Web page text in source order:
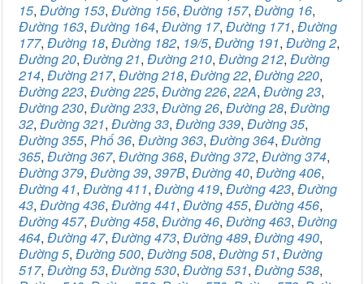
15, Đường 153, Đường 156, Đường 157, Đường 16,
Đường 163, Đường 164, Đường 17, Đường 171, Đường
177, Đường 18, Đường 182, 19/5, Đường 191, Đường 2,
Đường 20, Đường 21, Đường 210, Đường 212, Đường
214, Đường 217, Đường 218, Đường 22, Đường 220,
Đường 223, Đường 225, Đường 226, 22A, Đường 23,
Đường 230, Đường 233, Đường 26, Đường 28, Đường
32, Đường 321, Đường 33, Đường 339, Đường 35,
Đường 355, Phố 36, Đường 363, Đường 364, Đường
365, Đường 367, Đường 368, Đường 372, Đường 374,
Đường 379, Đường 39, 397B, Đường 40, Đường 406,
Đường 41, Đường 411, Đường 419, Đường 423, Đường
43, Đường 436, Đường 441, Đường 455, Đường 456,
Đường 457, Đường 458, Đường 46, Đường 463, Đường
464, Đường 47, Đường 473, Đường 489, Đường 490,
Đường 5, Đường 500, Đường 508, Đường 51, Đường
517, Đường 53, Đường 530, Đường 531, Đường 538,